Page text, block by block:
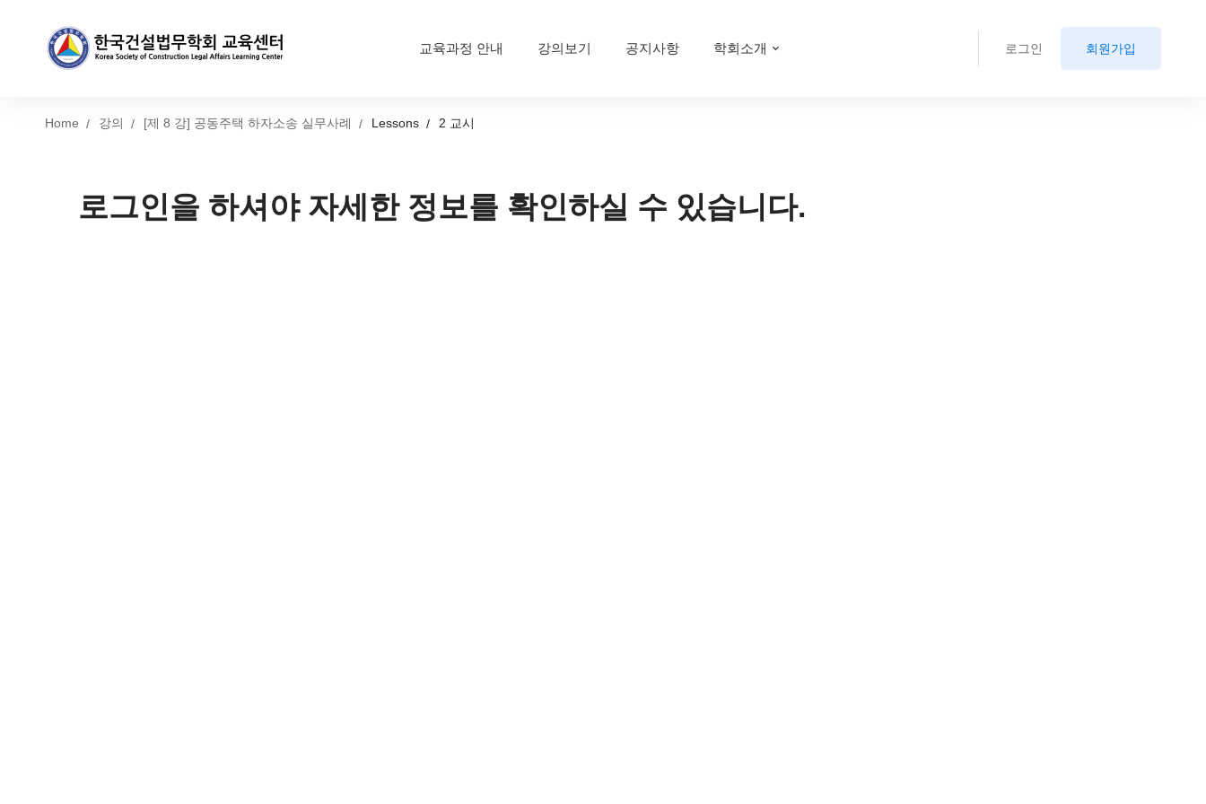
교육과정 안내 강의보기 공지사항 학회소개 로그인 회원가입
Home 강의 [제 8 강] 공동주택 하자소송 실무사례 Lessons 2 교시
로그인을 하셔야 자세한 정보를 확인하실 수 있습니다.